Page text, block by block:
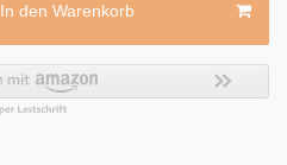
In den Warenkorb